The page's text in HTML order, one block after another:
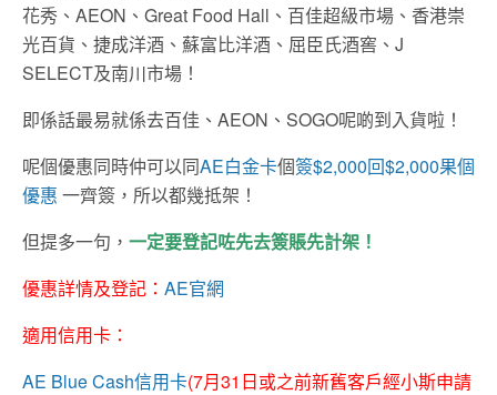
花秀、AEON、Great Food Hall、百佳超級市場、香港崇
光百貨、捷成洋酒、蘇富比洋酒、屈臣氏酒窖、J
SELECT及南川市場！
即係話最易就係去百佳、AEON、SOGO呢啲到入貨啦！
呢個優惠同時仲可以同AE白金卡個簽$2,000回$2,000果個
優惠 一齊簽，所以都幾抵架！
但提多一句， 一定要登記咗先去簽賬先計架！
優惠詳情及登記： AE官網
適用信用卡：
AE Blue Cash信用卡(7月31日或之前新舊客戶經小斯申請